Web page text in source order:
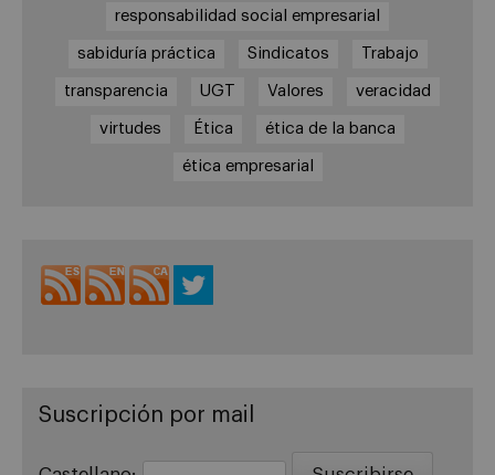
responsabilidad social empresarial
sabiduría práctica Sindicatos Trabajo
transparencia UGT Valores veracidad
virtudes Ética ética de la banca
ética empresarial
Suscripción por mail